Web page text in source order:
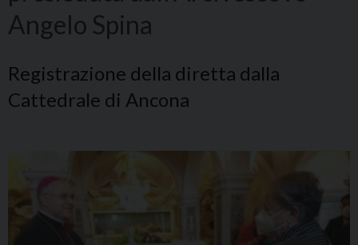
Angelo Spina
Registrazione della diretta dalla
Cattedrale di Ancona